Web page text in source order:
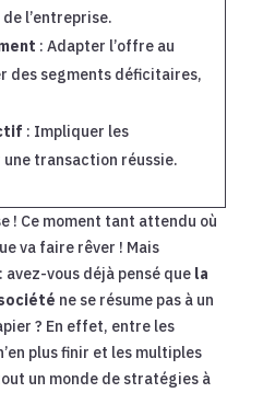
l’entreprise.
: Adapter l’offre au
des segments déficitaires,
: Impliquer les
transaction réussie.
! Ce moment tant attendu où
va faire rêver ! Mais
vous déjà pensé que la
ne se résume pas à un
? En effet, entre les
plus finir et les multiples
un monde de stratégies à